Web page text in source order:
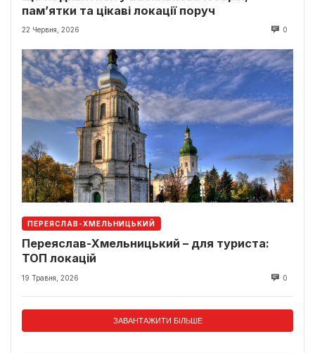
пам’ятки та цікаві локації поруч
22 Червня, 2026 0
ПЕРЕЯСЛАВ-ХМЕЛЬНИЦЬКИЙ
Переяслав-Хмельницький – для туриста:
ТОП локацій
19 Травня, 2026 0
ЗАВАНТАЖИТИ БІЛЬШЕ